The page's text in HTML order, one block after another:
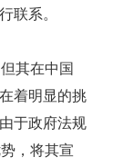
联系。
其在中国
着明显的挑
于政府法规
，将其宣